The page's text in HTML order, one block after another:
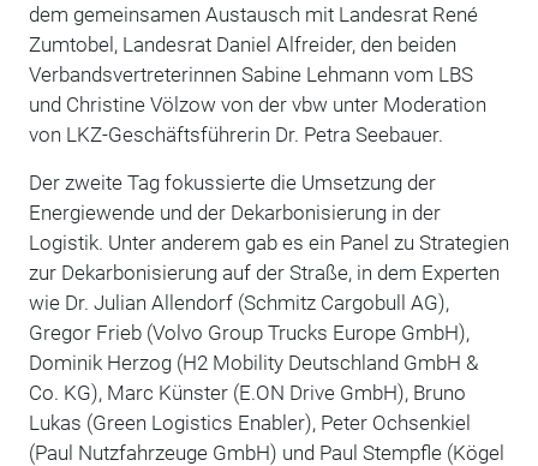
dem gemeinsamen Austausch mit Landesrat René
Zumtobel, Landesrat Daniel Alfreider, den beiden
Verbandsvertreterinnen Sabine Lehmann vom LBS
und Christine Völzow von der vbw unter Moderation
von LKZ-Geschäftsführerin Dr. Petra Seebauer.
Der zweite Tag fokussierte die Umsetzung der
Energiewende und der Dekarbonisierung in der
Logistik. Unter anderem gab es ein Panel zu Strategien
zur Dekarbonisierung auf der Straße, in dem Experten
wie Dr. Julian Allendorf (Schmitz Cargobull AG),
Gregor Frieb (Volvo Group Trucks Europe GmbH),
Dominik Herzog (H2 Mobility Deutschland GmbH &
Co. KG), Marc Künster (E.ON Drive GmbH), Bruno
Lukas (Green Logistics Enabler), Peter Ochsenkiel
(Paul Nutzfahrzeuge GmbH) und Paul Stempfle (Kögel